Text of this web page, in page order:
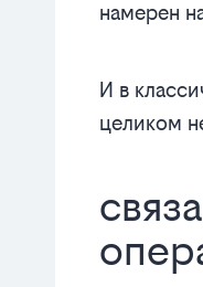
намерен
И в
целиком